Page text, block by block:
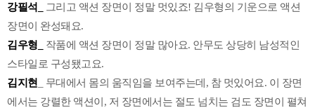
강필석_
그리고 액션 장면이 정말 멋있죠! 김우형의 기운으로 액션
장면이 완성돼요.
김우형_ 작품에 액션 장면이 정말 많아요. 안무도 상당히 남성적인
스타일로 구성됐고요.
김지현
_ 무대에서 몸의 움직임을 보여주는데, 참 멋있어요. 이 장면
에서는 강렬한 액션이, 저 장면에서는 절도 넘치는 검도 장면이 펼쳐